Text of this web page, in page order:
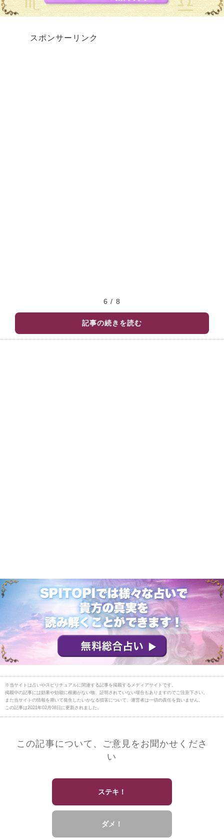
スポンサーリンク
6 / 8
記事の続きを読む
※当サイトは占いやスピリチュアルに関連する記事を掲載するメディアサイトです。
掲載中の記事には効果や効能に根拠がない物、証明されていない場合もありますのでご注意下さい。
また当サイトの情報を用いて発生したいかなる損害について、運営者は一切の責任を負いません。
この記事は2021年02月08日に更新されました。
この記事について、ご意見をお聞かせくださ
い
ステキ！
ダメ！